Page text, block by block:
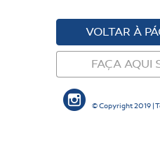
VOLTAR À
FAÇA AQUI
© Copyright 2019 |